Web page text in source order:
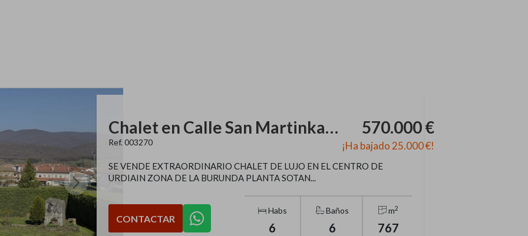
Chalet en Calle San Martinkalde
Ref. 003270
570.000 €
¡Ha bajado 25.000 €!
SE VENDE EXTRAORDINARIO CHALET DE LUJO EN EL CENTRO DE
URDIAIN ZONA DE LA BURUNDA PLANTA SOTAN...
CONTACTAR
Habs
6
Baños
6
m2
767